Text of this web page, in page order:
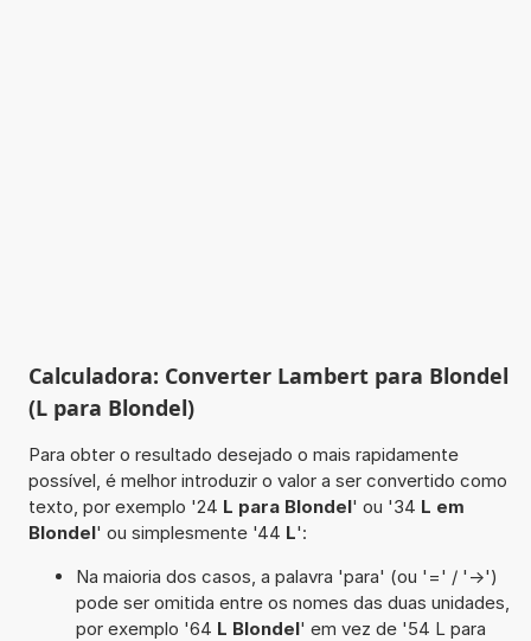
Calculadora: Converter Lambert para Blondel
(L para Blondel)
Para obter o resultado desejado o mais rapidamente
possível, é melhor introduzir o valor a ser convertido como
texto, por exemplo '24 L para Blondel' ou '34 L em
Blondel' ou simplesmente '44 L':
Na maioria dos casos, a palavra 'para' (ou '=' / '->')
pode ser omitida entre os nomes das duas unidades,
por exemplo '64 L Blondel' em vez de '54 L para